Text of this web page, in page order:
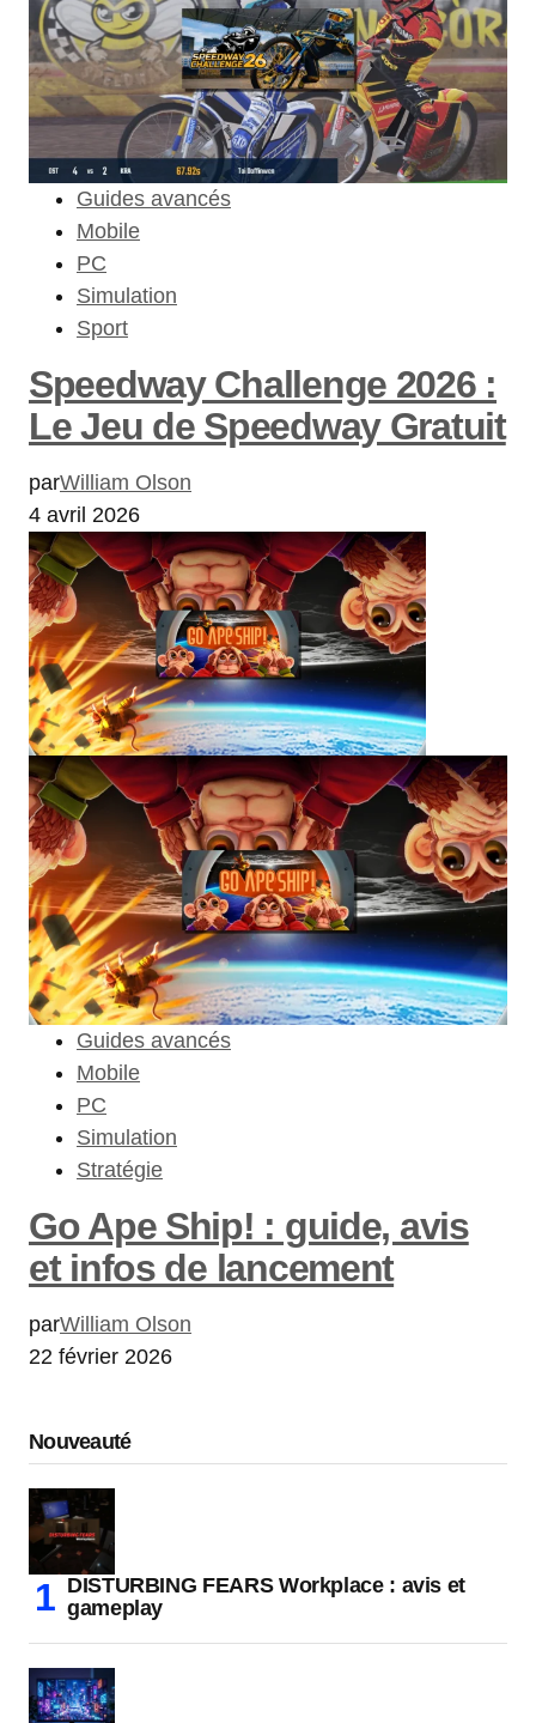
Guides avancés
Mobile
PC
Simulation
Sport
Speedway Challenge 2026 :
Le Jeu de Speedway Gratuit
parWilliam Olson
4 avril 2026
Guides avancés
Mobile
PC
Simulation
Stratégie
Go Ape Ship! : guide, avis
et infos de lancement
parWilliam Olson
22 février 2026
Nouveauté
DISTURBING FEARS Workplace : avis et
gameplay